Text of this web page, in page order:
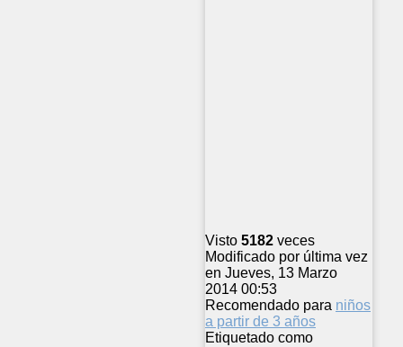
Visto 5182 veces
Modificado por última vez
en Jueves, 13 Marzo
2014 00:53
Recomendado para niños
a partir de 3 años
Etiquetado como